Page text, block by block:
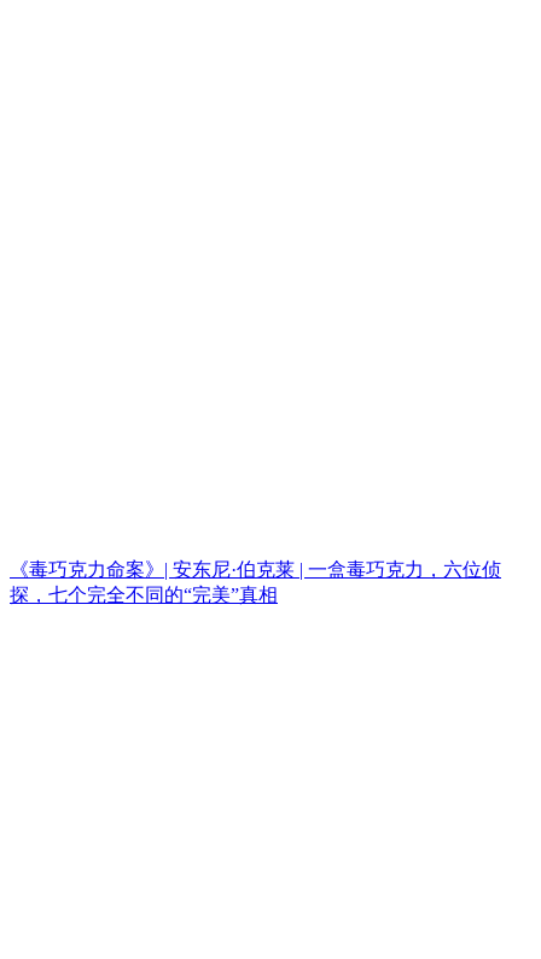
《毒巧克力命案》| 安东尼·伯克莱 | 一盒毒巧克力，六位侦
探，七个完全不同的“完美”真相